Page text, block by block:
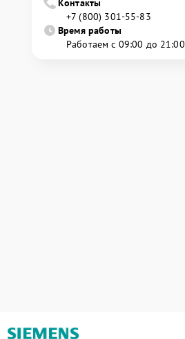
Контакты
+7 (800) 301-55-83
Время работы
Работаем с 09:00 до 21:00